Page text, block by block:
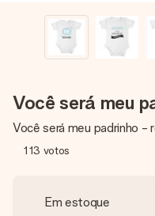
Você será meu
Você será meu padrinho
113 votos
Em estoque